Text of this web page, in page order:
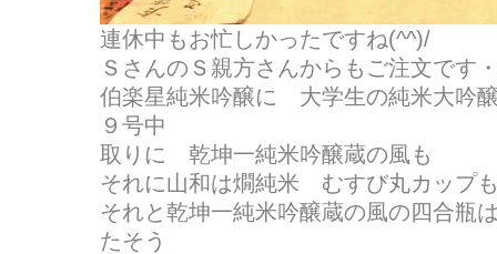
連休中もお忙しかったですね(^^)/
ＳさんのＳ親方さんからもご注文です
伯楽星純米吟醸に 大学生の純米大吟
９号中
取りに 乾坤一純米吟醸蔵の風も
それに山和は燗純米 むすび丸カップ
それと乾坤一純米吟醸蔵の風の四合
たそう